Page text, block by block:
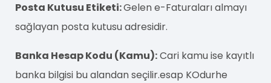
Posta Kutusu Etiketi:Gelen e-Faturaları almayı
sağlayan posta kutusu adresidir.
Banka Hesap Kodu (Kamu):Cari kamu ise kayıtlı
banka bilgisi bu alandan seçilir.esap KOdurhe